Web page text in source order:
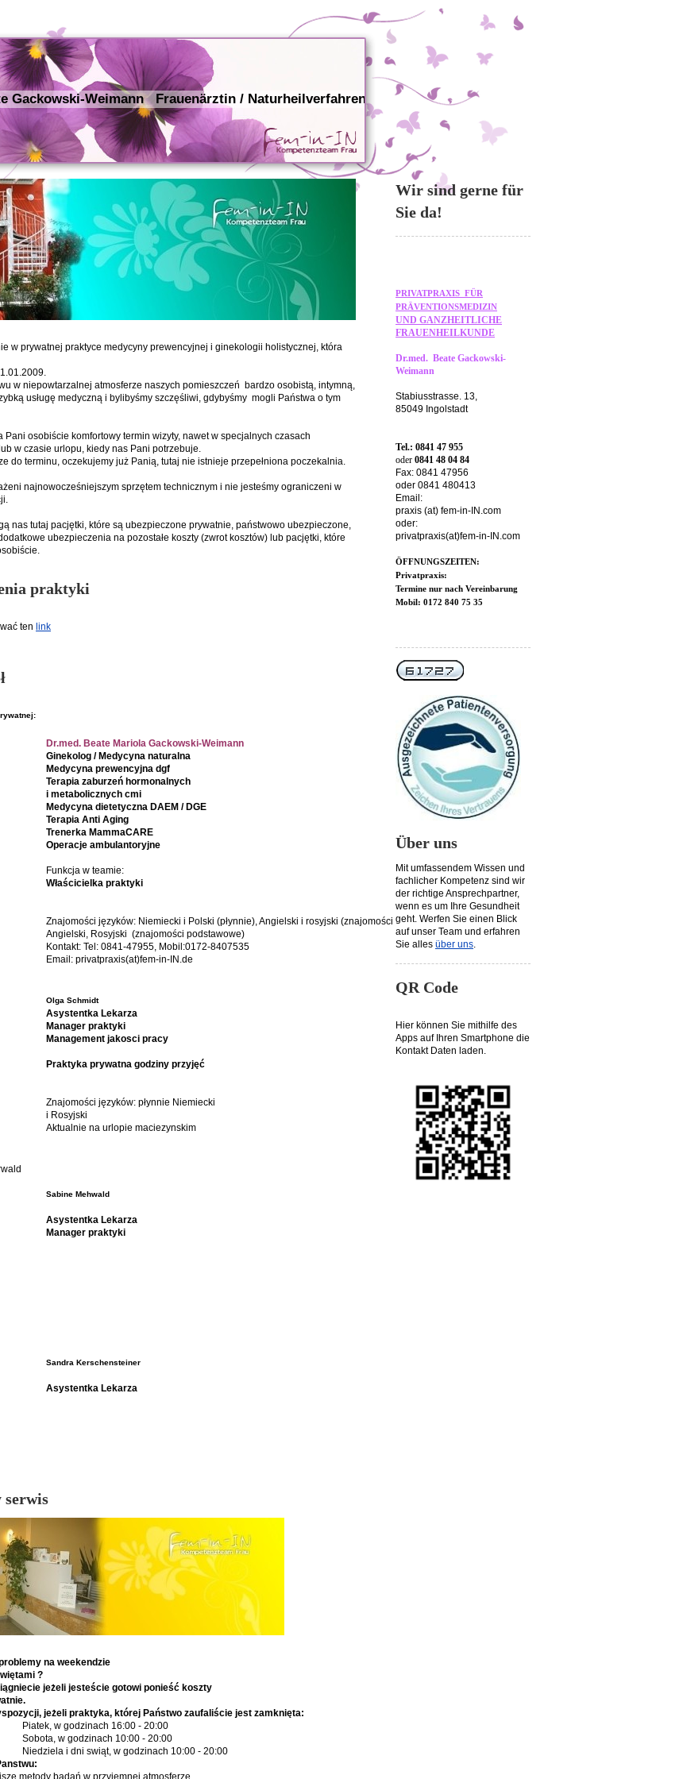
Gackowski-Weimann Frauenärztin / Naturheilverfahren
w prywatnej praktyce medycyny prewencyjnej i ginekologii holistycznej, która
w niepowtarzalnej atmosferze naszych pomieszczeń bardzo osobistą, intymną,
usługę medyczną i bylibyśmy szczęśliwi, gdybyśmy mogli Państwa o tym
Pani osobiście komfortowy termin wizyty, nawet w specjalnych czasach
w czasie urlopu, kiedy nas Pani potrzebuje.
do terminu, oczekujemy już Panią, tutaj nie istnieje przepełniona poczekalnia.
najnowocześniejszym sprzętem technicznym i nie jesteśmy ograniczeni w
nas tutaj pacjętki, które są ubezpieczone prywatnie, państwowo ubezpieczone,
ubezpieczenia na pozostałe koszty (zwrot kosztów) lub pacjętki, które
praktyki
ten link
Dr.med. Beate Mariola Gackowski-Weimann
Ginekolog / Medycyna naturalna
Medycyna prewencyjna dgf
Terapia zaburzeń hormonalnych
i metabolicznych cmi
Medycyna dietetyczna DAEM / DGE
Terapia Anti Aging
Trenerka MammaCARE
Operacje ambulantoryjne
Funkcja w teamie:
Właścicielka praktyki
Znajomości języków: Niemiecki i Polski (płynnie), Angielski i rosyjski (znajomości
Angielski, Rosyjski (znajomości podstawowe)
Kontakt: Tel: 0841-47955, Mobil:0172-8407535
Email: privatpraxis(at)fem-in-IN.de
Olga Schmidt
Asystentka Lekarza
Manager praktyki
Management jakosci pracy
Praktyka prywatna godziny przyjęć
Znajomości języków: płynnie Niemiecki
i Rosyjski
Aktualnie na urlopie maciezynskim
Sabine Mehwald
Asystentka Lekarza
Manager praktyki
Sandra Kerschensteiner
Asystentka Lekarza
serwis
na weekendzie
więtami ?
ągniecie jeżeli jesteście gotowi ponieść koszty
jeżeli praktyka, któ rej Państwo zaufaliście jest zamknięta:
Piatek, w godzinach 16:00 - 20:00
Sobota, w godzinach 10:00 - 20:00
Niedziela i dni swiąt, w godzinach 10:00 - 20:00
metody badań w przyjemnej atmosferze
Wir sind gerne für
Sie da!
PRIVATPRAXIS FÜR
PRÄVENTIONSMEDIZIN
UND GANZHEITLICHE
FRAUENHEILKUNDE
Dr.med. Beate Gackowski-
Weimann
Stabiusstrasse. 13,
85049 Ingolstadt
Tel.: 0841 47 955
oder 0841 48 04 84
Fax: 0841 47956
oder 0841 480413
Email:
praxis (at) fem-in-IN.com
oder:
privatpraxis(at)fem-in-IN.com
ÖFFNUNGSZEITEN:
Privatpraxis:
Termine nur nach Vereinbarung
Mobil: 0172 840 75 35
Über uns
Mit umfassendem Wissen und
fachlicher Kompetenz sind wir
der richtige Ansprechpartner,
wenn es um Ihre Gesundheit
geht. Werfen Sie einen Blick
auf unser Team und erfahren
Sie alles über uns.
QR Code
Hier können Sie mithilfe des
Apps auf Ihren Smartphone die
Kontakt Daten laden.